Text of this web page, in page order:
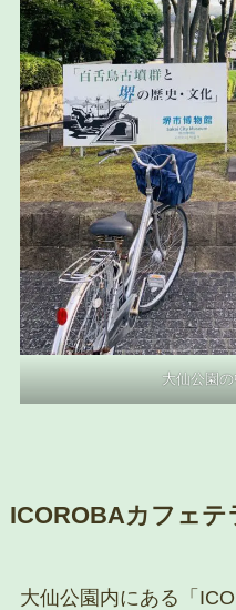
大仙公園
ICOROBAカフェテ
大仙公園内にある「